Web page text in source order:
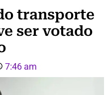
transporte
ser votado
7:46 am